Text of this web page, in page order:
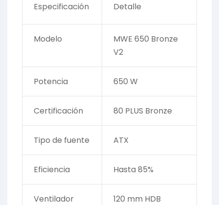
Especificación Detalle
Modelo
MWE 650 Bronze
V2
Potencia 650 W
Certificación 80 PLUS Bronze
Tipo de fuente ATX
Eficiencia Hasta 85%
Ventilador 120 mm HDB